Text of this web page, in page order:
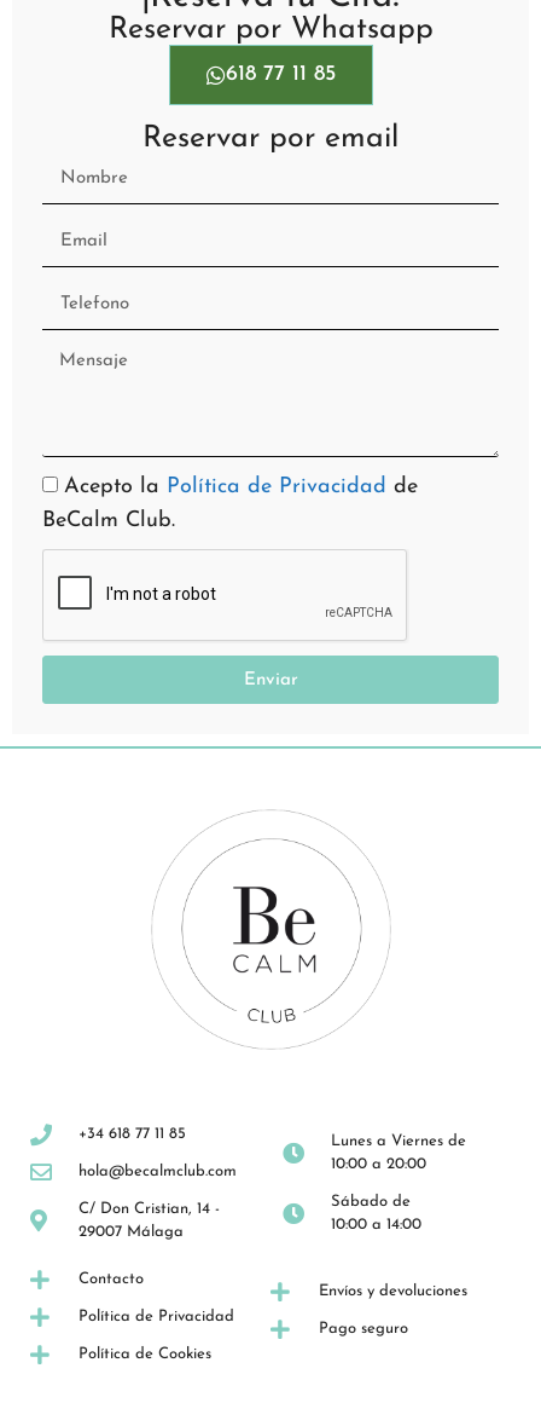
Reservar por Whatsapp
618 77 11 85
Reservar por email
Acepto la Política de Privacidad de
BeCalm Club.
Enviar
+34 618 77 11 85
hola@becalmclub.com
C/ Don Cristian, 14 -
29007 Málaga
Lunes a Viernes de
10:00 a 20:00
Sábado de
10:00 a 14:00
Contacto
Política de Privacidad
Política de Cookies
Envíos y devoluciones
Pago seguro